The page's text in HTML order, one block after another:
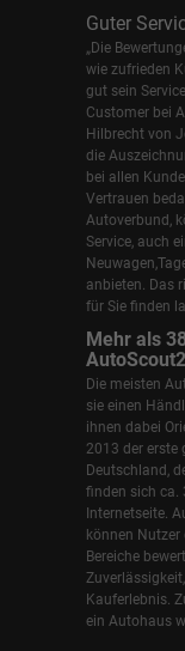
Guter
„Die
wie zufrieden
gut sein
Customer bei
Hilbrecht von
die
bei allen
Vertrauen
Autoverbund,
Service, auch
anbieten. Das
für Sie finden
Mehr als
Die meisten
sie einen
ihnen dabei
2013 der erste
Deutschland,
finden sich ca.
Internetseite.
können
Bereiche
Kauferlebnis.
ein Autohaus